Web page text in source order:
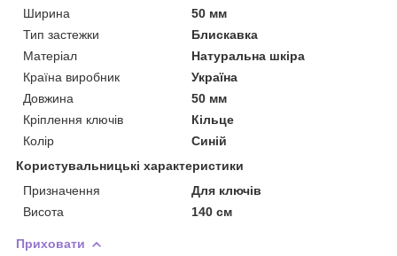
Ширина
50 мм
Тип застежки
Блискавка
Матеріал
Натуральна шкіра
Країна виробник
Україна
Довжина
50 мм
Кріплення ключів
Кільце
Колір
Синій
Користувальницькі характеристики
Призначення
Для ключів
Висота
140 см
Приховати